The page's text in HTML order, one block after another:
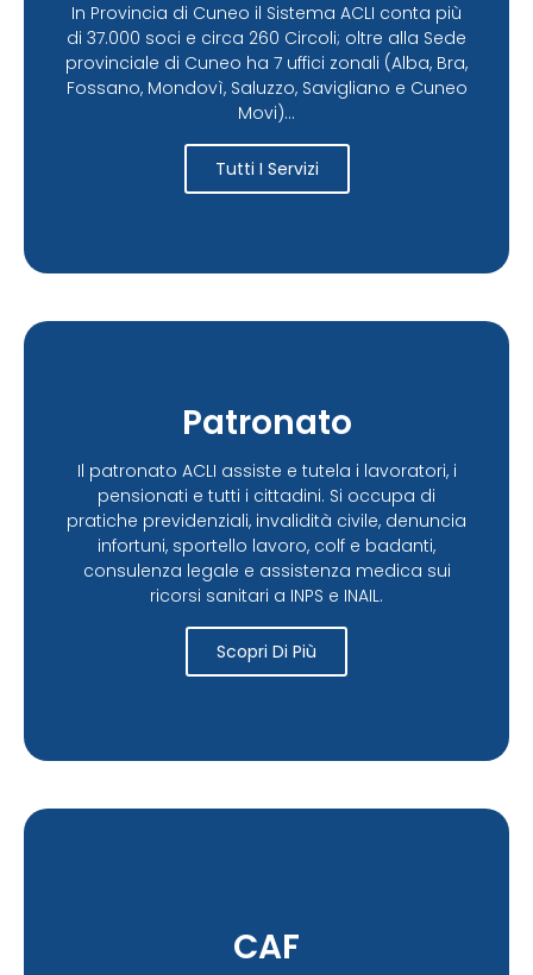
In Provincia di Cuneo il Sistema ACLI conta più
di 37.000 soci e circa 260 Circoli; oltre alla Sede
provinciale di Cuneo ha 7 uffici zonali (Alba, Bra,
Fossano, Mondovì, Saluzzo, Savigliano e Cuneo
Movi)...
Tutti I Servizi
Patronato
Il patronato ACLI assiste e tutela i lavoratori, i
pensionati e tutti i cittadini. Si occupa di
pratiche previdenziali, invalidità civile, denuncia
infortuni, sportello lavoro, colf e badanti,
consulenza legale e assistenza medica sui
ricorsi sanitari a INPS e INAIL.
Scopri Di Più
CAF